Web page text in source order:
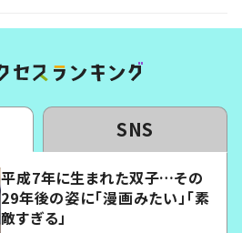
SNS
平成7年に生まれた双子…その
29年後の姿に「漫画みたい」「素
敵すぎる」